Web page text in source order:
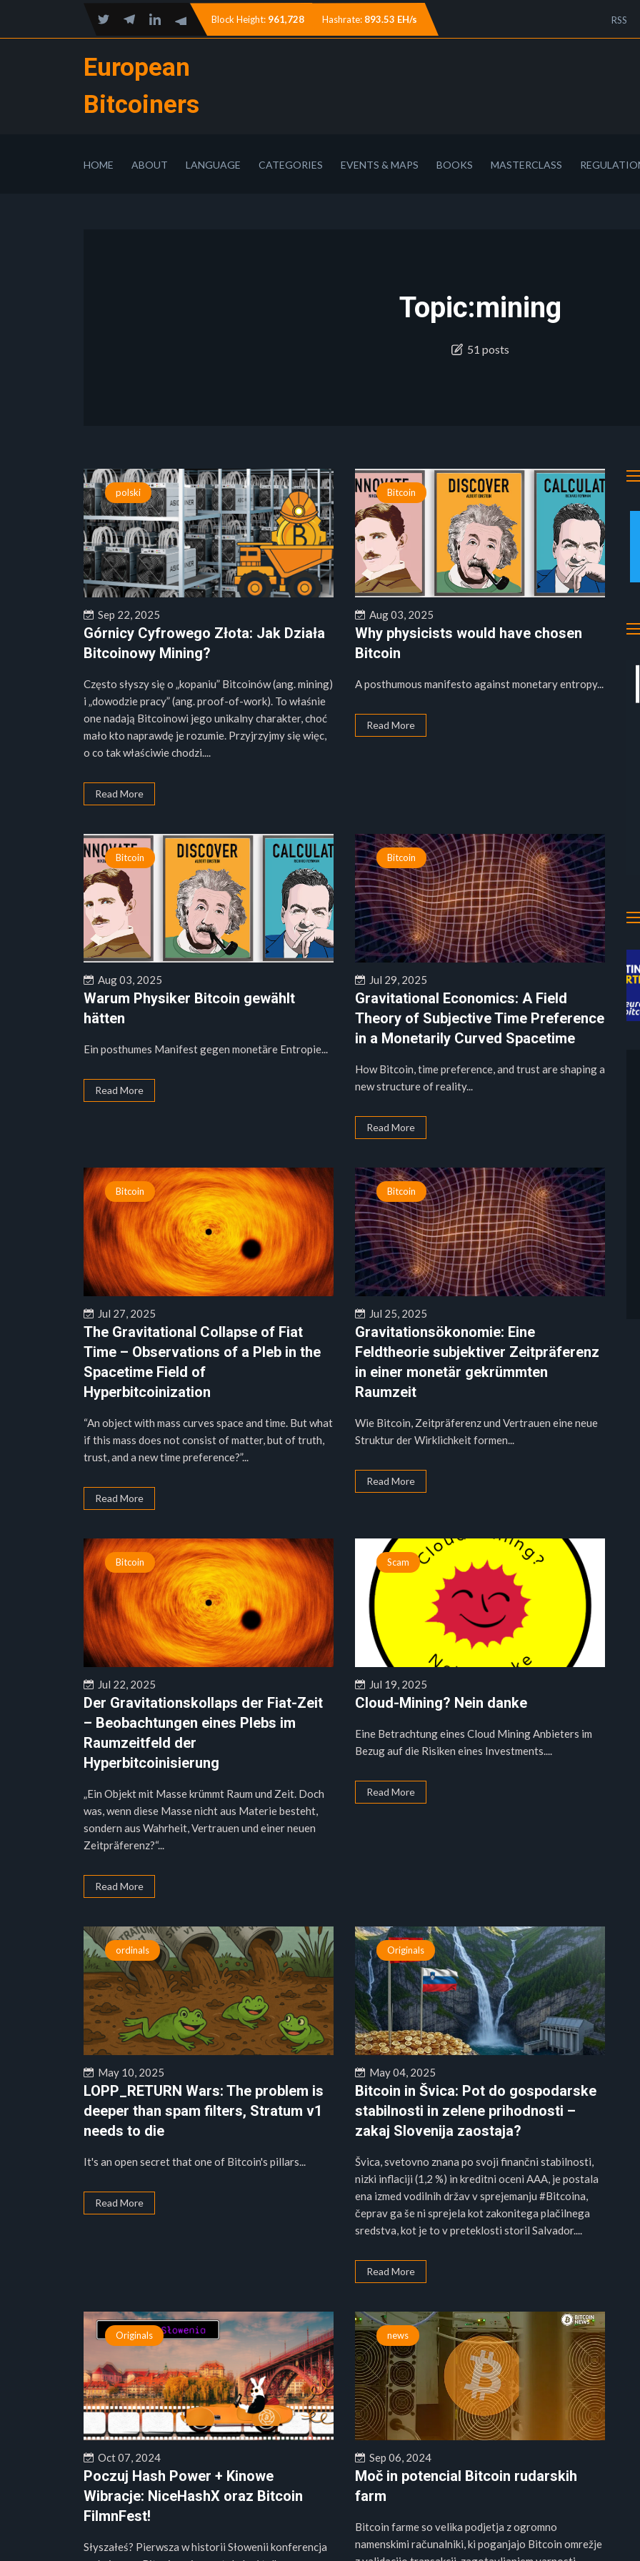
Block Height: 961,728 Hashrate: 893.53 EH/s RSS
European
Bitcoiners
HOME ABOUT LANGUAGE CATEGORIES EVENTS & MAPS BOOKS MASTERCLASS
Topic:mining
51 posts
polski
Sep 22, 2025
Górnicy Cyfrowego Złota: Jak Działa
Bitcoinowy Mining?
Często słyszy się o „kopaniu” Bitcoinów (ang. mining)
i „dowodzie pracy” (ang. proof-of-work). To właśnie
one nadają Bitcoinowi jego unikalny charakter, choć
mało kto naprawdę je rozumie. Przyjrzyjmy się więc,
o co tak właściwie chodzi....
Read More
Bitcoin
Aug 03, 2025
Why physicists would have chosen
Bitcoin
A posthumous manifesto against monetary entropy...
Read More
Bitcoin
Aug 03, 2025
Warum Physiker Bitcoin gewählt
hätten
Ein posthumes Manifest gegen monetäre Entropie...
Read More
Bitcoin
Jul 29, 2025
Gravitational Economics: A Field
Theory of Subjective Time Preference
in a Monetarily Curved Spacetime
How Bitcoin, time preference, and trust are shaping a
new structure of reality...
Read More
Bitcoin
Jul 27, 2025
The Gravitational Collapse of Fiat
Time – Observations of a Pleb in the
Spacetime Field of
Hyperbitcoinization
“An object with mass curves space and time. But what
if this mass does not consist of matter, but of truth,
trust, and a new time preference?”...
Read More
Bitcoin
Jul 25, 2025
Gravitationsökonomie: Eine
Feldtheorie subjektiver Zeitpräferenz
in einer monetär gekrümmten
Raumzeit
Wie Bitcoin, Zeitpräferenz und Vertrauen eine neue
Struktur der Wirklichkeit formen...
Read More
Bitcoin
Jul 22, 2025
Der Gravitationskollaps der Fiat-Zeit
– Beobachtungen eines Plebs im
Raumzeitfeld der
Hyperbitcoinisierung
„Ein Objekt mit Masse krümmt Raum und Zeit. Doch
was, wenn diese Masse nicht aus Materie besteht,
sondern aus Wahrheit, Vertrauen und einer neuen
Zeitpräferenz?“...
Read More
Scam
Jul 19, 2025
Cloud-Mining? Nein danke
Eine Betrachtung eines Cloud Mining Anbieters im
Bezug auf die Risiken eines Investments....
Read More
ordinals
May 10, 2025
LOPP_RETURN Wars: The problem is
deeper than spam filters, Stratum v1
needs to die
It's an open secret that one of Bitcoin's pillars...
Read More
Originals
May 04, 2025
Bitcoin in Švica: Pot do gospodarske
stabilnosti in zelene prihodnosti –
zakaj Slovenija zaostaja?
Švica, svetovno znana po svoji finančni stabilnosti,
nizki inflaciji (1,2 %) in kreditni oceni AAA, je postala
ena izmed vodilnih držav v sprejemanju #Bitcoina,
čeprav ga še ni sprejela kot zakonitega plačilnega
sredstva, kot je to v preteklosti storil Salvador....
Read More
Originals
Oct 07, 2024
Poczuj Hash Power + Kinowe
Wibracje: NiceHashX oraz Bitcoin
FilmnFest!
Słyszałeś? Pierwsza w historii Słowenii konferencja
news
Sep 06, 2024
Moč in potencial Bitcoin rudarskih
farm
Bitcoin farme so velika podjetja z ogromno
namenskimi računalniki, ki poganjajo Bitcoin omrežje